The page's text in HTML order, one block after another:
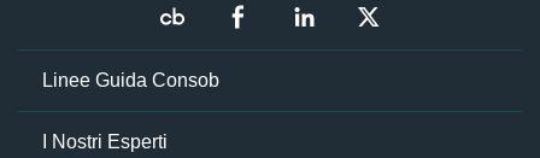
Linee Guida Consob
I Nostri Esperti